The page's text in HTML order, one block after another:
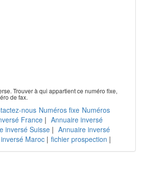
Trouver à qui appartient ce numéro fixe,
de fax.
nous Numéros fixe Numéros
France | Annuaire inversé
inversé Suisse | Annuaire inversé
Maroc | fichier prospection |